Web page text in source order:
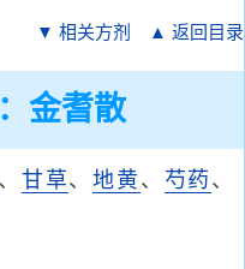
▼ 相关方剂 ▲ 返回目录
金耆散
、 甘草、地黄 、 芍药 、